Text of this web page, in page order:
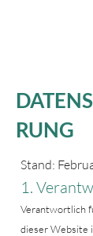
RUNG
Stand:
1.
Verantwortlich
dieser Website